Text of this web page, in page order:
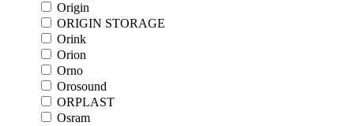
Origin
ORIGIN STORAGE
Orink
Orion
Orno
Orosound
ORPLAST
Osram